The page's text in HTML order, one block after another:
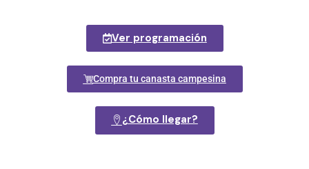
Ver programación
Compra tu canasta campesina
¿Cómo llegar?